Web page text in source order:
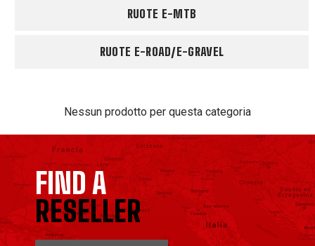
RUOTE E-MTB
RUOTE E-ROAD/E-GRAVEL
Nessun prodotto per questa categoria
FIND A
RESELLER